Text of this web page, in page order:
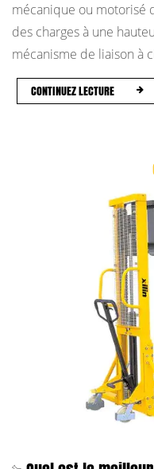
mécanique ou motorisé
des charges à une
mécanisme de liaison à
CONTINUEZ LECTURE